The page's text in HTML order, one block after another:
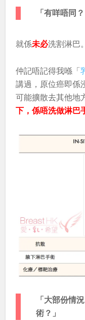
「有咩唔同？
就係未必洗割淋巴。
仲記唔記得我喺「
講過，原位癌即係
可能擴散去其他地
下，係唔洗做淋巴
「大部份情
術？」